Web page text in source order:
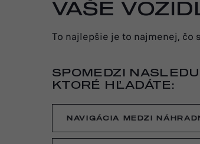
VAŠE
To najlepšie je to najmenej, čo
SPOMEDZI
KTORÉ HĽADÁTE:
NAVIGÁCIA MEDZI